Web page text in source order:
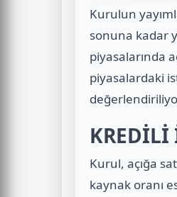
Kurulun
sonuna kadar
piyasalarında
piyasalardaki
KREDİLİ
Kurul, açığa
kaynak oranı